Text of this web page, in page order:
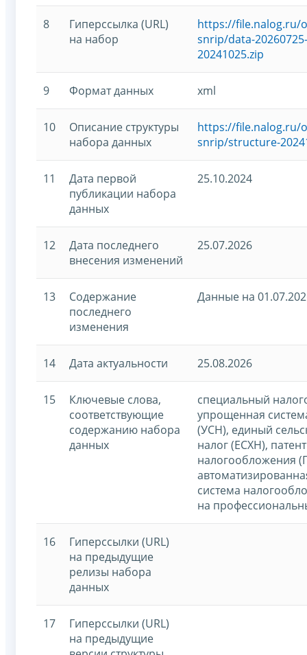
8
Гиперссылка (URL)
на набор
https://file.nalog.ru/
snrip/data-
20241025.zip
9 Формат данных xml
10
Описание структуры
набора данных
https://file.nalog.ru/
snrip/structure-
11
Дата первой
публикации набора
данных
25.10.2024
12
Дата последнего
внесения изменений
25.07.2026
13
Содержание
последнего
изменения
Данные на
14 Дата актуальности 25.08.2026
15
Ключевые слова,
соответствующие
содержанию набора
данных
специальный
упрощенная
(УСН), единый
налог (ЕСХН),
налогообложения
система
на
16
Гиперссылки (URL)
на предыдущие
релизы набора
данных
17
Гиперссылки (URL)
на предыдущие